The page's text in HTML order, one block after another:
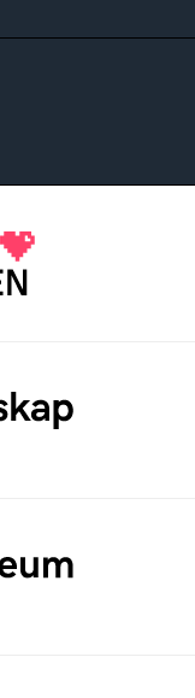
som
samhället
att bli en
kureras